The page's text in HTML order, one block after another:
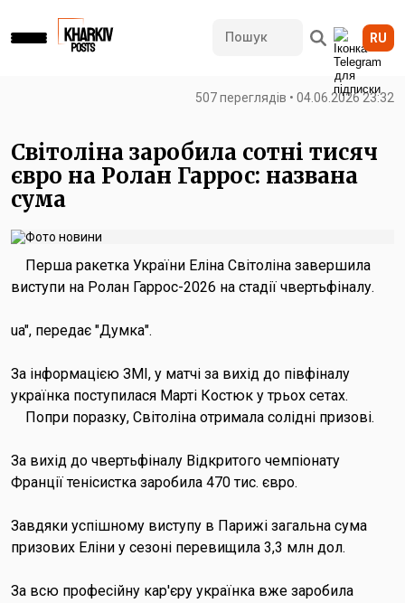
RU
507 переглядів • 04.06.2026 23:32
Світоліна заробила сотні тисяч
євро на Ролан Гаррос: названа
сума
Перша ракетка України Еліна Світоліна завершила
виступи на Ролан Гаррос-2026 на стадії чвертьфіналу.
ua", передає "Думка".
За інформацією ЗМІ, у матчі за вихід до півфіналу
українка поступилася Марті Костюк у трьох сетах.
Попри поразку, Світоліна отримала солідні призові.
За вихід до чвертьфіналу Відкритого чемпіонату
Франції тенісистка заробила 470 тис. євро.
Завдяки успішному виступу в Парижі загальна сума
призових Еліни у сезоні перевищила 3,3 млн дол.
За всю професійну кар'єру українка вже заробила